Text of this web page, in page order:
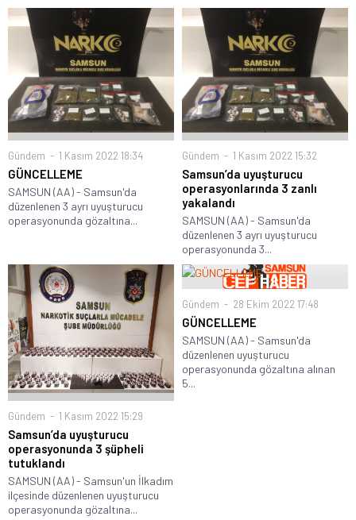
Gündem 1 Kasım 2022 18:34
GÜNCELLEME
SAMSUN (AA) - Samsun'da
düzenlenen 3 ayrı uyuşturucu
operasyonunda gözaltına...
Gündem 1 Kasım 2022 15:32
Samsun’da uyuşturucu
operasyonlarında 3 zanlı
yakalandı
SAMSUN (AA) - Samsun'da
düzenlenen 3 ayrı uyuşturucu
operasyonunda 3...
Gündem 1 Kasım 2022 15:29
Samsun’da uyuşturucu
operasyonunda 3 şüpheli
tutuklandı
SAMSUN (AA) - Samsun'un İlkadım
ilçesinde düzenlenen uyuşturucu
operasyonunda gözaltına...
Gündem 28 Ekim 2022 17:48
GÜNCELLEME
SAMSUN (AA) - Samsun'da
düzenlenen uyuşturucu
operasyonunda gözaltına alınan
5...